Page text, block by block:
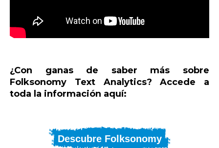
¿Con ganas de saber más sobre
Folksonomy Text Analytics? Accede a
toda la información aquí:
Descubre Folksonomy